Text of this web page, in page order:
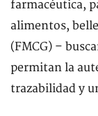
farmacéutica,
alimentos,
(FMCG) –
permitan la
trazabilidad y